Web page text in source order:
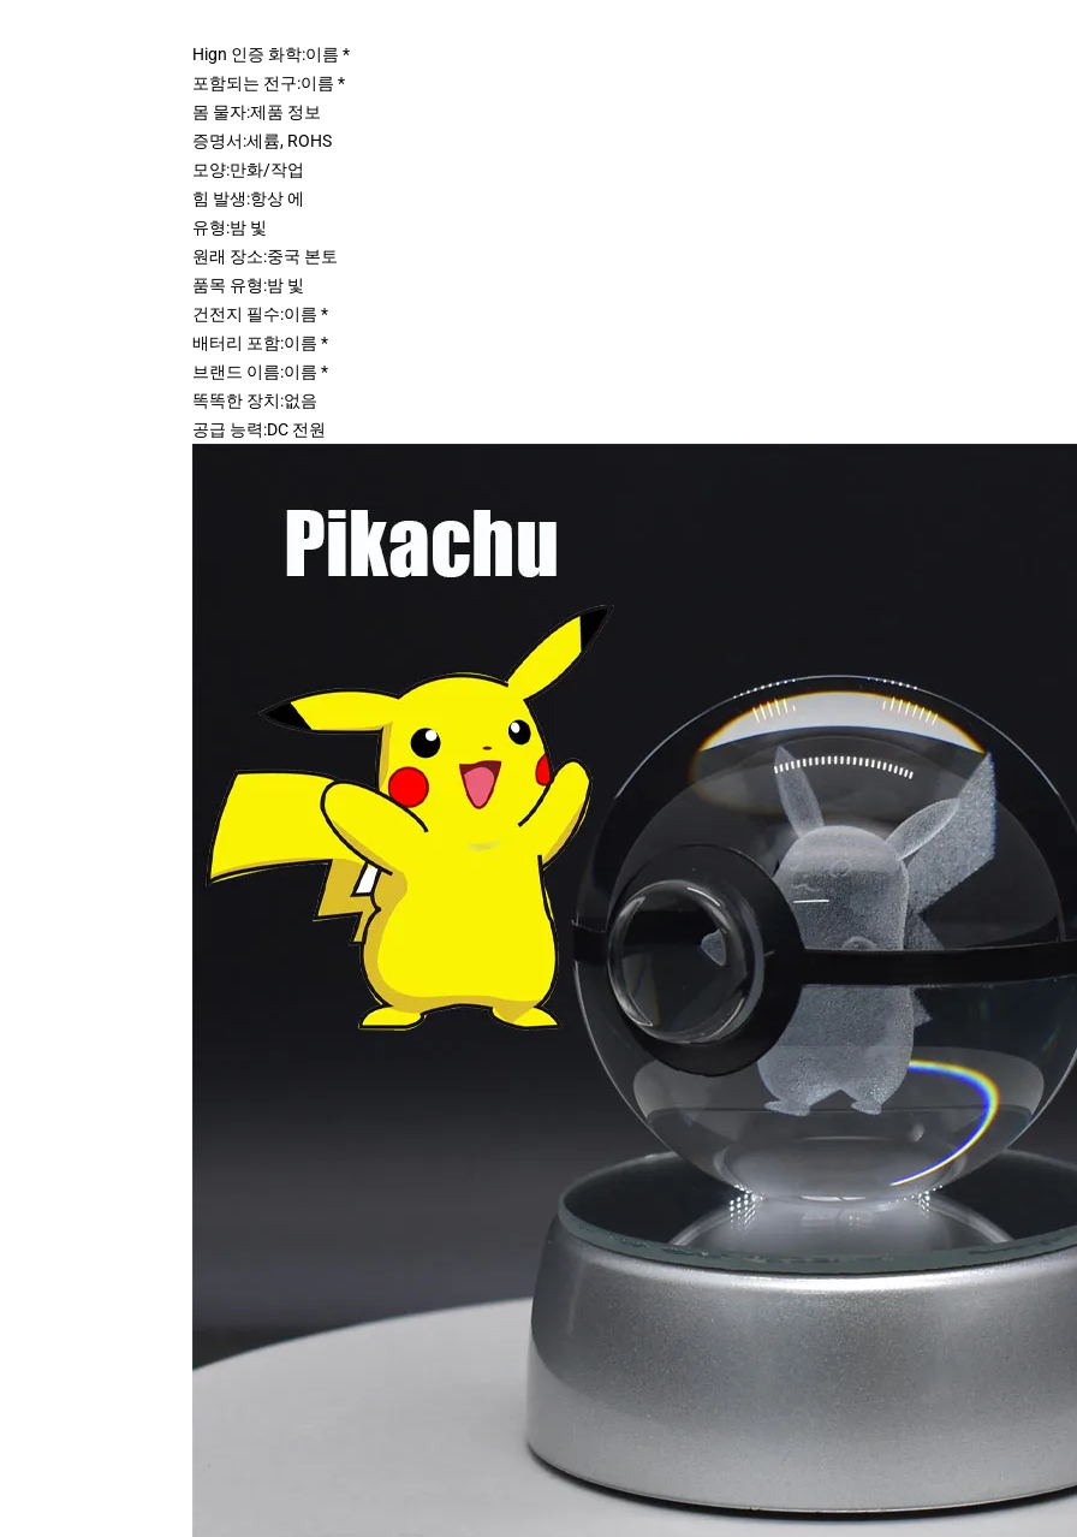
Hign 인증 화학:이름 *
포함되는 전구:이름 *
몸 물자:제품 정보
증명서:세륨, ROHS
모양:만화/작업
힘 발생:항상 에
유형:밤 빛
원래 장소:중국 본토
품목 유형:밤 빛
건전지 필수:이름 *
배터리 포함:이름 *
브랜드 이름:이름 *
똑똑한 장치:없음
공급 능력:DC 전원